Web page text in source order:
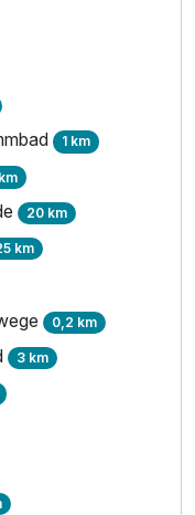
1 km
20 km
km
0,2 km
3 km